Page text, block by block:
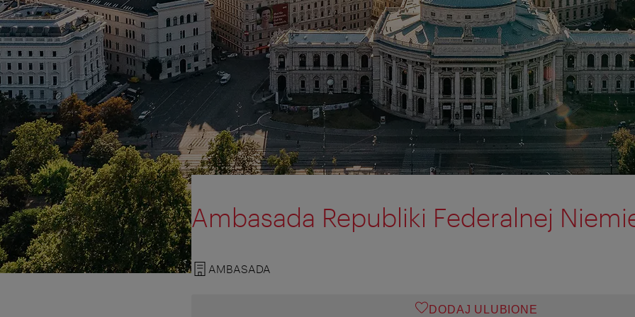
Ambasada Republiki Federalnej
AMBASADA
DODAJ ULUBIONE